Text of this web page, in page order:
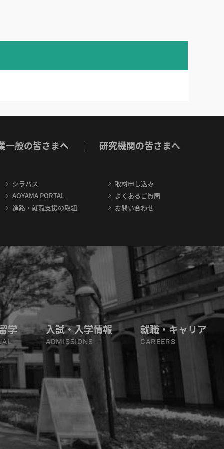
一般の皆さまへ 研究機関の皆さまへ
シラバス
AOYAMA PORTAL
進路・就職支援の取組
取材申し込み
よくあるご質問
お問い合わせ
学 入試・入学情報
ADMISSIONS
就職・キャリア
CAREERS